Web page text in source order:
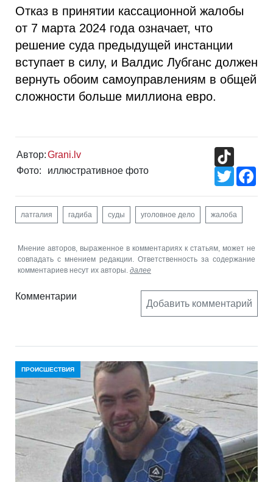
Отказ в принятии кассационной жалобы
от 7 марта 2024 года означает, что
решение суда предыдущей инстанции
вступает в силу, и Валдис Лубганс должен
вернуть обоим самоуправлениям в общей
сложности больше миллиона евро.
Автор:Grani.lv
Фото:
иллюстративное фото
Twitter
латгалия гадиба суды уголовное дело жалоба
Мнение авторов, выраженное в комментариях к статьям, может не
совпадать с мнением редакции. Ответственность за содержание
комментариев несут их авторы. далее
Комментарии
Добавить комментарий
ПРОИСШЕСТВИЯ